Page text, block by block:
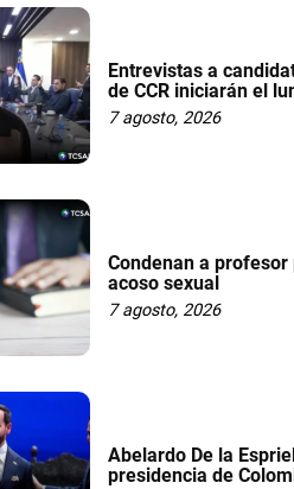
Entrevistas a
de CCR iniciarán el
7 agosto, 2026
Condenan a
acoso sexual
7 agosto, 2026
Abelardo De la
presidencia de